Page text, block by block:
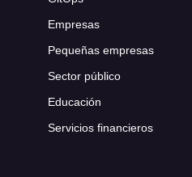
Empresas
Pequeñas empresas
Sector público
Educación
Servicios financieros